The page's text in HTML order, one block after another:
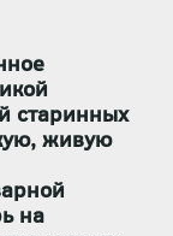
старинных
живую
на